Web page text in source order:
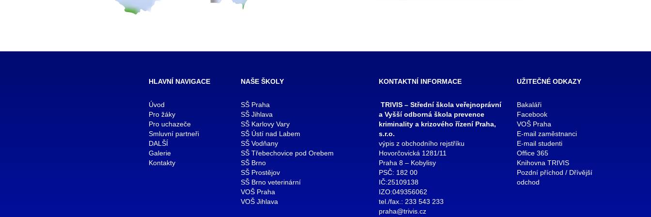
HLAVNÍ NAVIGACE
Úvod
Pro žáky
Pro uchazeče
Smluvní partneři
DALŠÍ
Galerie
Kontakty
NAŠE ŠKOLY
SŠ Praha
SŠ Jihlava
SŠ Karlovy Vary
SŠ Ústí nad Labem
SŠ Vodňany
SŠ Třebechovice pod Orebem
SŠ Brno
SŠ Prostějov
SŠ Brno veterinární
VOŠ Praha
VOŠ Jihlava
KONTAKTNÍ INFORMACE
TRIVIS – Střední škola veřejnoprávní
a Vyšší odborná škola prevence
kriminality a krizového řízení Praha,
s.r.o.
výpis z obchodního rejstříku
Hovorčovická 1281/11
Praha 8 – Kobylisy
PSČ: 182 00
IČ:25109138
IZO:049356062
tel./fax.: 233 543 233
praha@trivis.cz
UŽITEČNÉ ODKAZY
Bakaláři
Facebook
VOŠ Praha
E-mail zaměstnanci
E-mail studenti
Office 365
Knihovna TRIVIS
Pozdní příchod / Dřívější
odchod